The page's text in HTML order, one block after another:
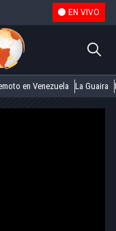
EN VIVO
en Venezuela La Guaira